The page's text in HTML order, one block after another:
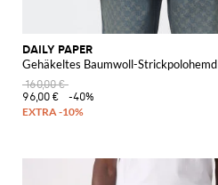
DAILY PAPER
Gehäkeltes Baumwoll-Strickpolohemd
160,00 €
96,00 €
-40%